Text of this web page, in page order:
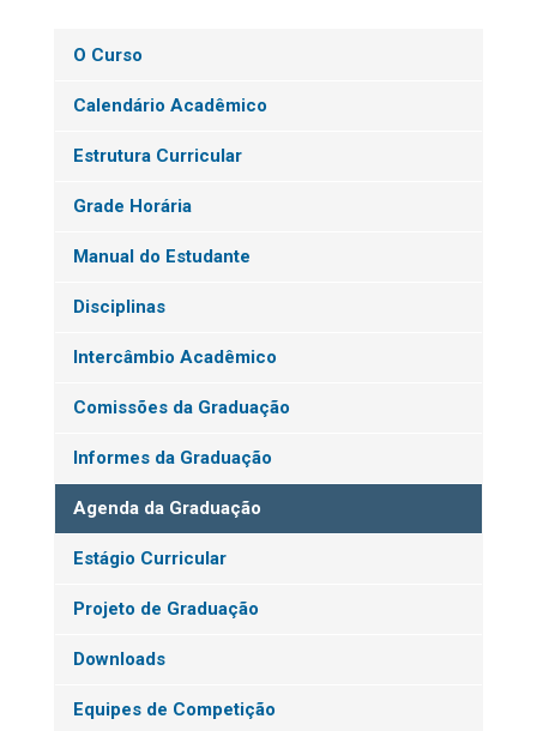
O Curso
Calendário Acadêmico
Estrutura Curricular
Grade Horária
Manual do Estudante
Disciplinas
Intercâmbio Acadêmico
Comissões da Graduação
Informes da Graduação
Agenda da Graduação
Estágio Curricular
Projeto de Graduação
Downloads
Equipes de Competição